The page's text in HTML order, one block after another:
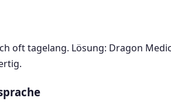
oft tagelang. Lösung: Dragon